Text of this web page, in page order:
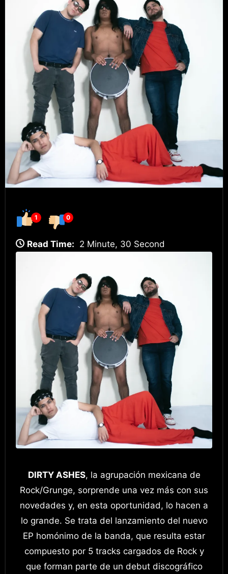
1 0
Read Time: 2 Minute, 30 Second
DIRTY ASHES, la agrupación mexicana de
Rock/Grunge, sorprende una vez más con sus
novedades y, en esta oportunidad, lo hacen a
lo grande. Se trata del lanzamiento del nuevo
EP homónimo de la banda, que resulta estar
compuesto por 5 tracks cargados de Rock y
que forman parte de un debut discográfico